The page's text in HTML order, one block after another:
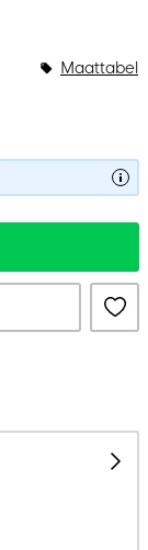
Maattabel